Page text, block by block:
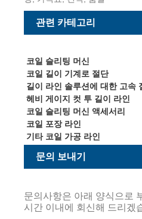
관련 카테고리
코일 슬리팅 머신
코일 길이 기계로 절단
길이 라인 솔루션에 대한 고속
헤비 게이지 컷 투 길이 라인
코일 슬리팅 머신 액세서리
코일 포장 라인
기타 코일 가공 라인
문의 보내기
문의사항은 아래 양식으로
시간 이내에 회신해 드리겠